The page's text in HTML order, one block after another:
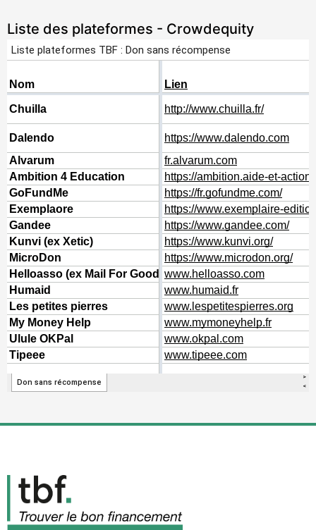
Liste des plateformes - Crowdequity